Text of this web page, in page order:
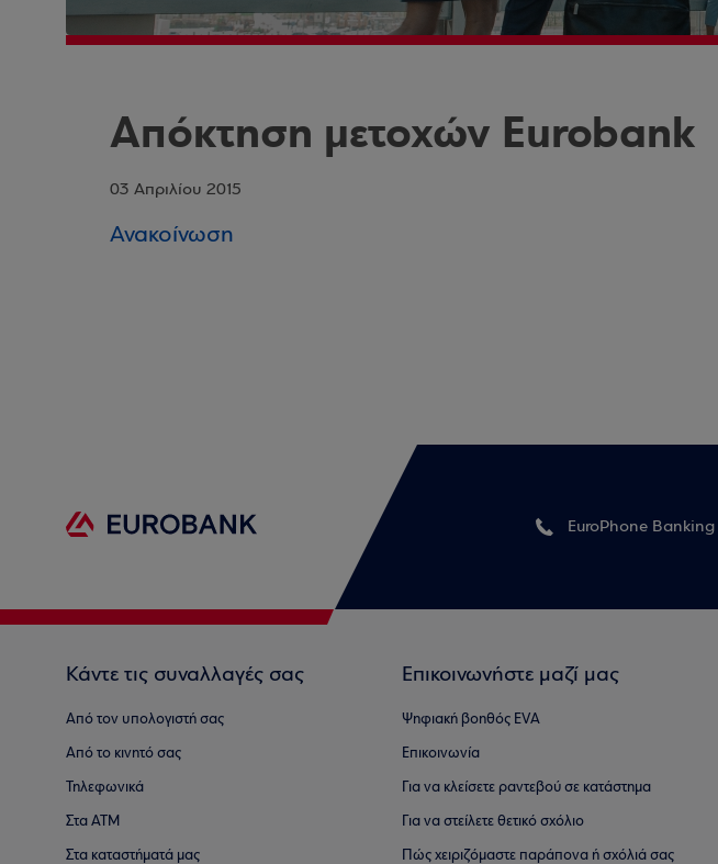
Απόκτηση μετοχών Eurobank
03 Απριλίου 2015
Ανακοίνωση
EuroPhone Banking
Κάντε τις συναλλαγές σας
Από τον υπολογιστή σας
Από το κινητό σας
Τηλεφωνικά
Στα ΑΤΜ
Στα καταστήματά μας
Επικοινωνήστε μαζί μας
Ψηφιακή βοηθός EVA
Επικοινωνία
Για να κλείσετε ραντεβού σε κατάστημα
Για να στείλετε θετικό σχόλιο
Πώς χειριζόμαστε παράπονα ή σχόλιά σας